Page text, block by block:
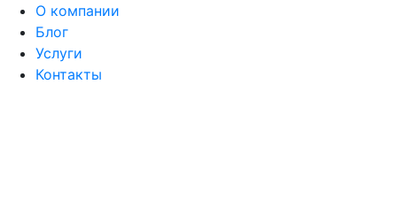
О компании
Блог
Услуги
Контакты